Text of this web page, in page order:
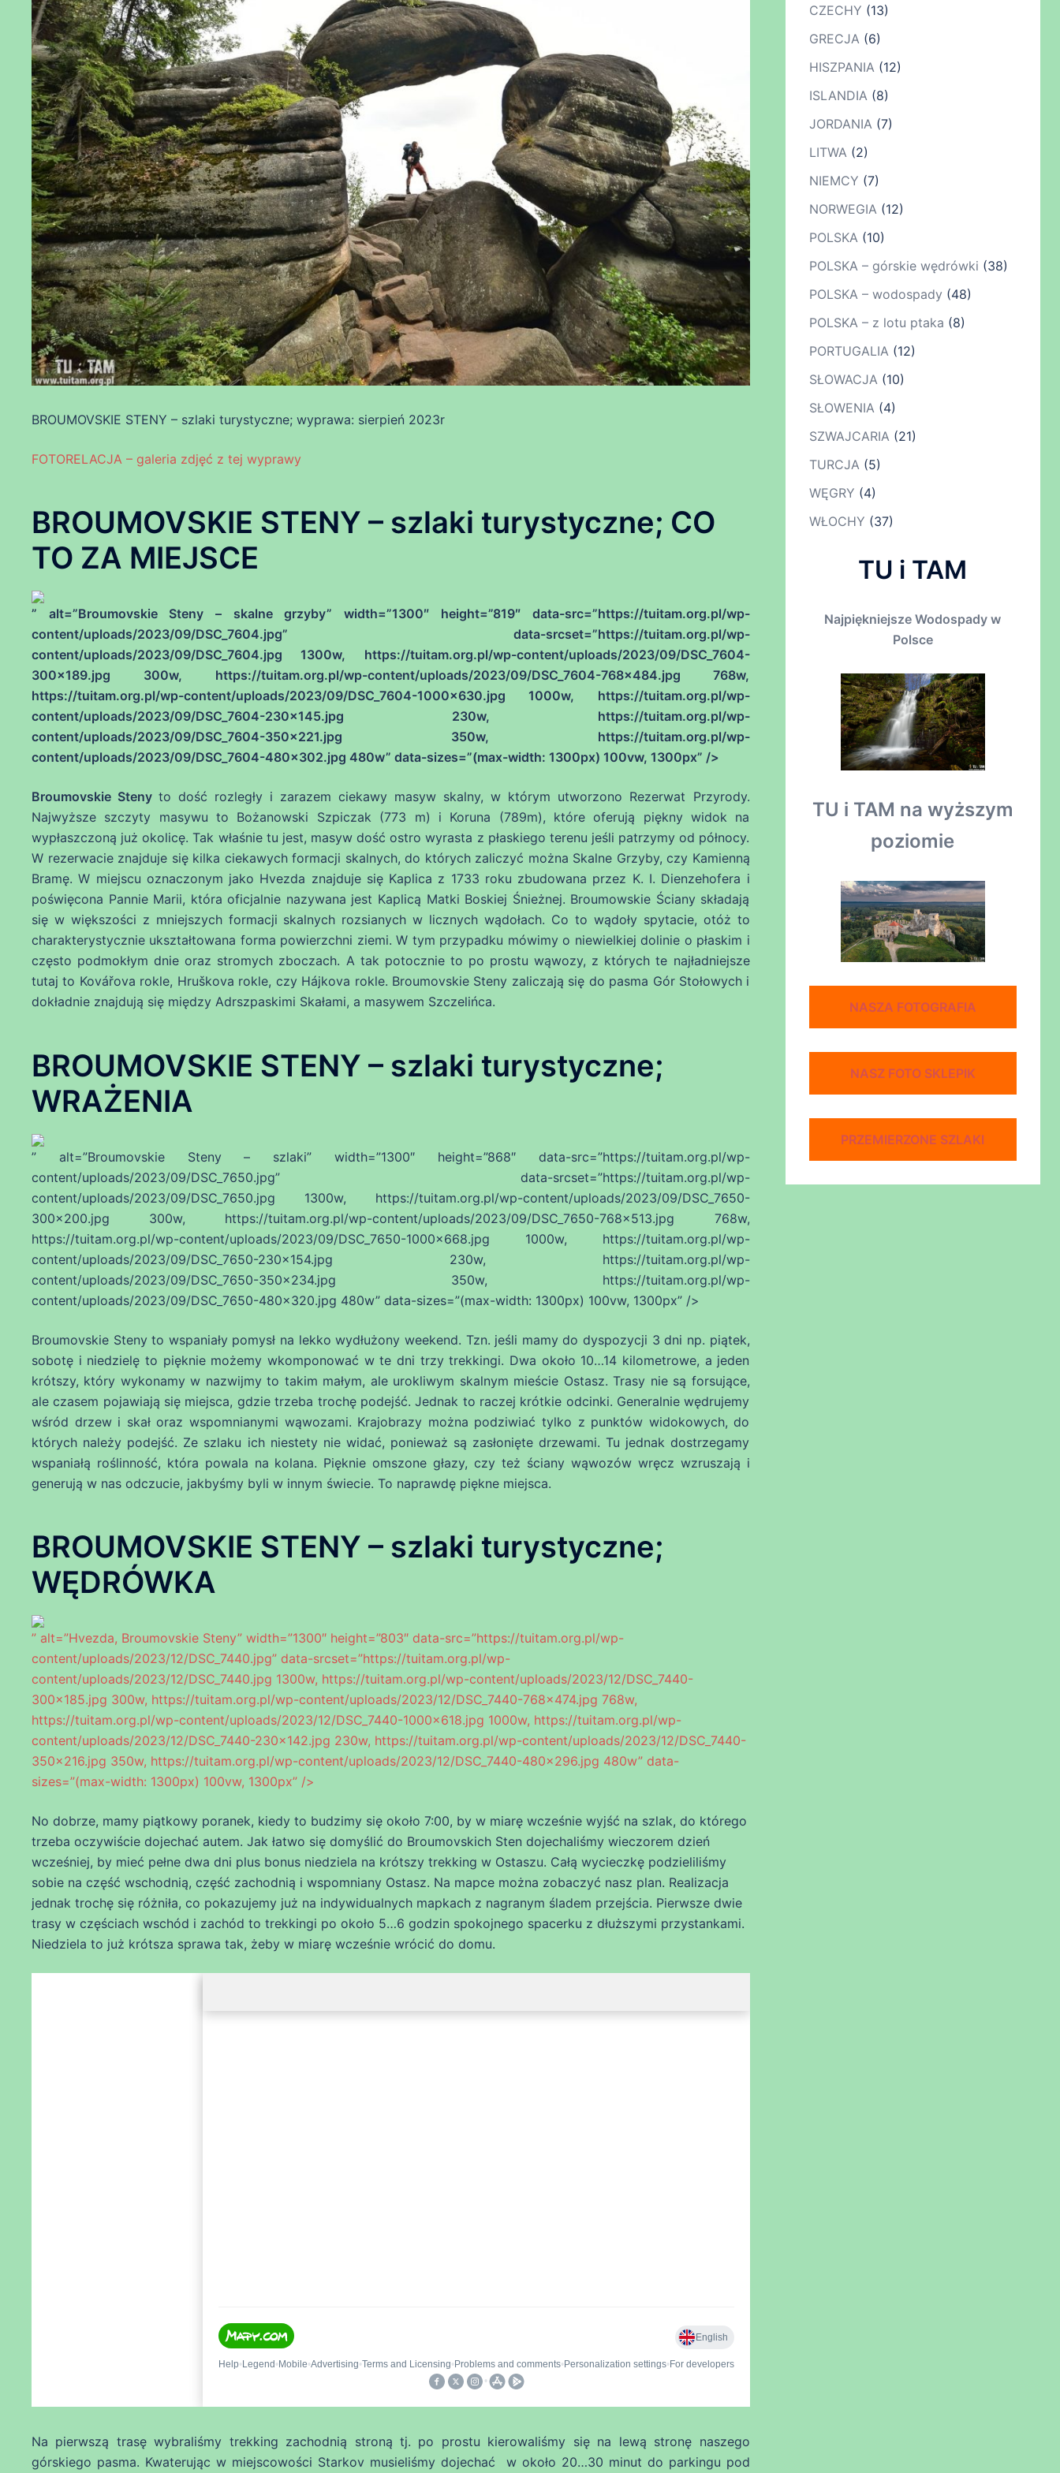
BROUMOVSKIE STENY – szlaki turystyczne; wyprawa: sierpień 2023r
FOTORELACJA – galeria zdjęć z tej wyprawy
BROUMOVSKIE STENY – szlaki turystyczne; CO
TO ZA MIEJSCE
” alt=”Broumovskie Steny – skalne grzyby” width=”1300″ height=”819″ data-src=”https://tuitam.org.pl/wp-
content/uploads/2023/09/DSC_7604.jpg” data-srcset=”https://tuitam.org.pl/wp-
content/uploads/2023/09/DSC_7604.jpg 1300w, https://tuitam.org.pl/wp-content/uploads/2023/09/DSC_7604-
300×189.jpg 300w, https://tuitam.org.pl/wp-content/uploads/2023/09/DSC_7604-768×484.jpg 768w,
https://tuitam.org.pl/wp-content/uploads/2023/09/DSC_7604-1000×630.jpg 1000w, https://tuitam.org.pl/wp-
content/uploads/2023/09/DSC_7604-230×145.jpg 230w, https://tuitam.org.pl/wp-
content/uploads/2023/09/DSC_7604-350×221.jpg 350w, https://tuitam.org.pl/wp-
content/uploads/2023/09/DSC_7604-480×302.jpg 480w” data-sizes=”(max-width: 1300px) 100vw, 1300px” />
Broumovskie Stenyto dość rozległy i zarazem ciekawy masyw skalny, w którym utworzono Rezerwat Przyrody.
Najwyższe szczyty masywu to Bożanowski Szpiczak (773 m) i Koruna (789m), które oferują piękny widok na
wypłaszczoną już okolicę. Tak właśnie tu jest, masyw dość ostro wyrasta z płaskiego terenu jeśli patrzymy od północy.
W rezerwacie znajduje się kilka ciekawych formacji skalnych, do których zaliczyć można Skalne Grzyby, czy Kamienną
Bramę. W miejscu oznaczonym jako Hvezda znajduje się Kaplica z 1733 roku zbudowana przez K. I. Dienzehofera i
poświęcona Pannie Marii, która oficjalnie nazywana jest Kaplicą Matki Boskiej Śnieżnej. Broumowskie Ściany składają
się w większości z mniejszych formacji skalnych rozsianych w licznych wądołach. Co to wądoły spytacie, otóż to
charakterystycznie ukształtowana forma powierzchni ziemi. W tym przypadku mówimy o niewielkiej dolinie o płaskim i
często podmokłym dnie oraz stromych zboczach. A tak potocznie to po prostu wąwozy, z których te najładniejsze
tutaj to Kovářova rokle, Hruškova rokle, czy Hájkova rokle. Broumovskie Steny zaliczają się do pasma Gór Stołowych i
dokładnie znajdują się między Adrszpaskimi Skałami, a masywem Szczelińca.
BROUMOVSKIE STENY – szlaki turystyczne;
WRAŻENIA
” alt=”Broumovskie Steny – szlaki” width=”1300″ height=”868″ data-src=”https://tuitam.org.pl/wp-
content/uploads/2023/09/DSC_7650.jpg” data-srcset=”https://tuitam.org.pl/wp-
content/uploads/2023/09/DSC_7650.jpg 1300w, https://tuitam.org.pl/wp-content/uploads/2023/09/DSC_7650-
300×200.jpg 300w, https://tuitam.org.pl/wp-content/uploads/2023/09/DSC_7650-768×513.jpg 768w,
https://tuitam.org.pl/wp-content/uploads/2023/09/DSC_7650-1000×668.jpg 1000w, https://tuitam.org.pl/wp-
content/uploads/2023/09/DSC_7650-230×154.jpg 230w, https://tuitam.org.pl/wp-
content/uploads/2023/09/DSC_7650-350×234.jpg 350w, https://tuitam.org.pl/wp-
content/uploads/2023/09/DSC_7650-480×320.jpg 480w” data-sizes=”(max-width: 1300px) 100vw, 1300px” />
Broumovskie Steny to wspaniały pomysł na lekko wydłużony weekend. Tzn. jeśli mamy do dyspozycji 3 dni np. piątek,
sobotę i niedzielę to pięknie możemy wkomponować w te dni trzy trekkingi. Dwa około 10…14 kilometrowe, a jeden
krótszy, który wykonamy w nazwijmy to takim małym, ale urokliwym skalnym mieście Ostasz. Trasy nie są forsujące,
ale czasem pojawiają się miejsca, gdzie trzeba trochę podejść. Jednak to raczej krótkie odcinki. Generalnie wędrujemy
wśród drzew i skał oraz wspomnianymi wąwozami. Krajobrazy można podziwiać tylko z punktów widokowych, do
których należy podejść. Ze szlaku ich niestety nie widać, ponieważ są zasłonięte drzewami. Tu jednak dostrzegamy
wspaniałą roślinność, która powala na kolana. Pięknie omszone głazy, czy też ściany wąwozów wręcz wzruszają i
generują w nas odczucie, jakbyśmy byli w innym świecie. To naprawdę piękne miejsca.
BROUMOVSKIE STENY – szlaki turystyczne;
WĘDRÓWKA
” alt=”Hvezda, Broumovskie Steny” width=”1300″ height=”803″ data-src=”https://tuitam.org.pl/wp-
content/uploads/2023/12/DSC_7440.jpg” data-srcset=”https://tuitam.org.pl/wp-
content/uploads/2023/12/DSC_7440.jpg 1300w, https://tuitam.org.pl/wp-content/uploads/2023/12/DSC_7440-
300×185.jpg 300w, https://tuitam.org.pl/wp-content/uploads/2023/12/DSC_7440-768×474.jpg 768w,
https://tuitam.org.pl/wp-content/uploads/2023/12/DSC_7440-1000×618.jpg 1000w, https://tuitam.org.pl/wp-
content/uploads/2023/12/DSC_7440-230×142.jpg 230w, https://tuitam.org.pl/wp-content/uploads/2023/12/DSC_7440-
350×216.jpg 350w, https://tuitam.org.pl/wp-content/uploads/2023/12/DSC_7440-480×296.jpg 480w” data-
sizes=”(max-width: 1300px) 100vw, 1300px” />
No dobrze, mamy piątkowy poranek, kiedy to budzimy się około 7:00, by w miarę wcześnie wyjść na szlak, do którego
trzeba oczywiście dojechać autem. Jak łatwo się domyślić do Broumovskich Sten dojechaliśmy wieczorem dzień
wcześniej, by mieć pełne dwa dni plus bonus niedziela na krótszy trekking w Ostaszu. Całą wycieczkę podzieliliśmy
sobie na część wschodnią, część zachodnią i wspomniany Ostasz. Na mapce można zobaczyć nasz plan. Realizacja
jednak trochę się różniła, co pokazujemy już na indywidualnych mapkach z nagranym śladem przejścia. Pierwsze dwie
trasy w częściach wschód i zachód to trekkingi po około 5…6 godzin spokojnego spacerku z dłuższymi przystankami.
Niedziela to już krótsza sprawa tak, żeby w miarę wcześnie wrócić do domu.
Na pierwszą trasę wybraliśmy trekking zachodnią stroną tj. po prostu kierowaliśmy się na lewą stronę naszego
górskiego pasma. Kwaterując w miejscowości Starkov musieliśmy dojechać w około 20…30 minut do parkingu pod
CZECHY (13)
GRECJA(6)
HISZPANIA(12)
ISLANDIA(8)
JORDANIA(7)
LITWA(2)
NIEMCY (7)
NORWEGIA(12)
POLSKA(10)
POLSKA – górskie wędrówki (38)
POLSKA – wodospady (48)
POLSKA – z lotu ptaka (8)
PORTUGALIA(12)
SŁOWACJA(10)
SŁOWENIA(4)
SZWAJCARIA(21)
TURCJA(5)
WĘGRY (4)
WŁOCHY (37)
TU i TAM
Najpiękniejsze Wodospady w
Polsce
TU i TAM na wyższym
poziomie
NASZA FOTOGRAFIA
NASZ FOTO SKLEPIK
PRZEMIERZONE SZLAKI